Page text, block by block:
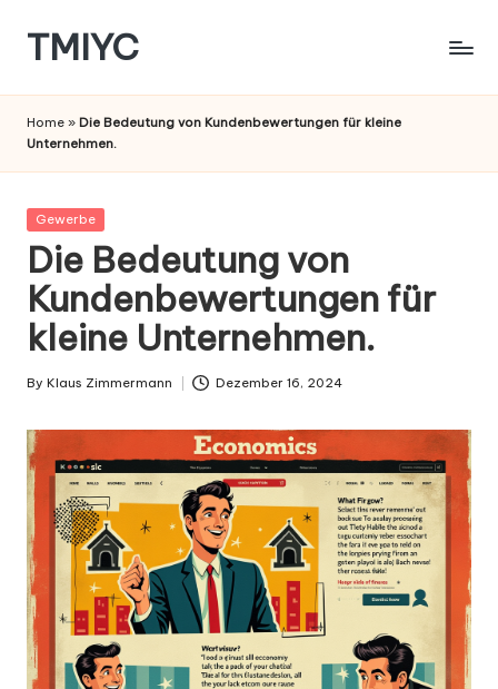
content
TMIYC
Home » Die Bedeutung von Kundenbewertungen für kleine
Unternehmen.
Posted
Gewerbe
Die Bedeutung von
Kundenbewertungen für
kleine Unternehmen.
Posted
By Klaus Zimmermann Dezember 16, 2024